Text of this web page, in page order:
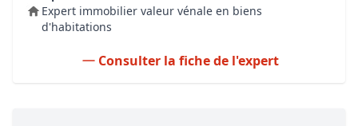
Expert immobilier valeur vénale en biens
d'habitations
Consulter la fiche de l'expert